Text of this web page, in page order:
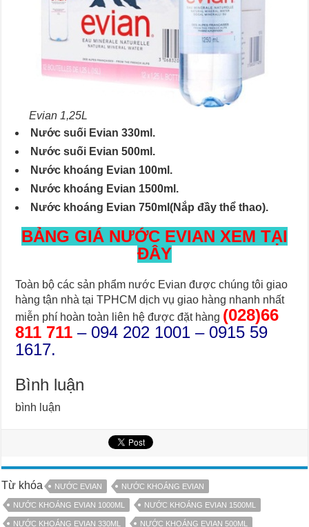
Evian 1,25L
Nước suối Evian 330ml.
Nước suối Evian 500ml.
Nước khoáng Evian 100ml.
Nước khoáng Evian 1500ml.
Nước khoáng Evian 750ml(Nắp đầy thể thao).
BẢNG GIÁ NƯỚC EVIAN XEM TẠI
ĐÂY
Toàn bộ các sản phẩm nước Evian được chúng tôi giao
hàng tận nhà tại TPHCM dịch vụ giao hàng nhanh nhất
miễn phí hoàn toàn liên hệ được đặt hàng (028)66
811 711 – 094 202 1001 – 0915 59
1617.
Bình luận
bình luận
Từ khóa NƯỚC EVIAN NƯỚC KHOÁNG EVIAN
NƯỚC KHOÁNG EVIAN 1000ML NƯỚC KHOÁNG EVIAN 1500ML
NƯỚC KHOÁNG EVIAN 330ML NƯỚC KHOÁNG EVIAN 500ML